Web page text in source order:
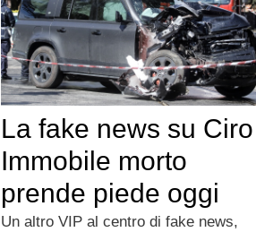
La fake news su Ciro
Immobile morto
prende piede oggi
Un altro VIP al centro di fake news,